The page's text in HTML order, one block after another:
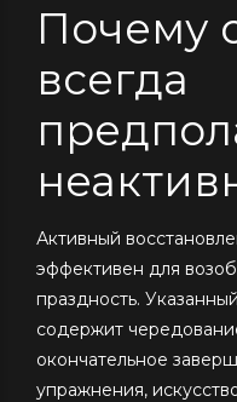
Почему
всегда
Активный
эффективен для
праздность.
содержит
окончательное
упражнения,